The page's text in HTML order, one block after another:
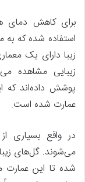
برای کاهش دمای
استفاده شده که به
زیبا دارای یک
زیبایی مشاهده
پوشش داده‌اند
عمارت شده است.
در واقع بسیاری
می‌شوند. گل‌های
شده تا این عمارت